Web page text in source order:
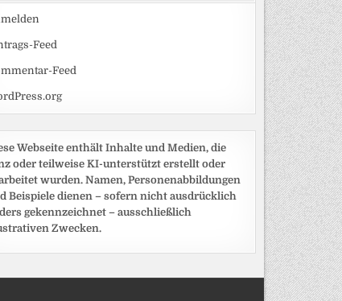
Feed
Feed
Webseite enthält Inhalte und Medien, die
oder teilweise KI-unterstützt erstellt oder
wurden. Namen, Personenabbildungen
Beispiele dienen – sofern nicht ausdrücklich
gekennzeichnet – ausschließlich
Zwecken.